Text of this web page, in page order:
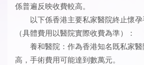
係普遍反映收費較高。
以下係香港主要私家醫院終止懷
（具體費用以醫院實際收費為準）：
養和醫院：作為香港知名既私家
高，手術費用可能達到數萬元。